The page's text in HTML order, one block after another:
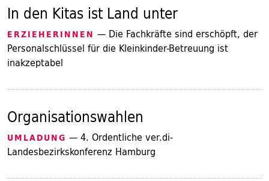
In den Kitas ist Land unter
ERZIEHERINNEN — Die Fachkräfte sind erschöpft, der
Personalschlüssel für die Kleinkinder-Betreuung ist
inakzeptabel
Organisationswahlen
UMLADUNG — 4. Ordentliche ver.di-
Landesbezirkskonferenz Hamburg